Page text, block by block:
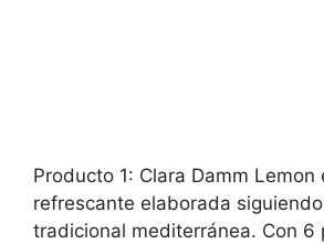
Producto 1: Clara Damm Lemon
refrescante elaborada
tradicional mediterránea. Con 6